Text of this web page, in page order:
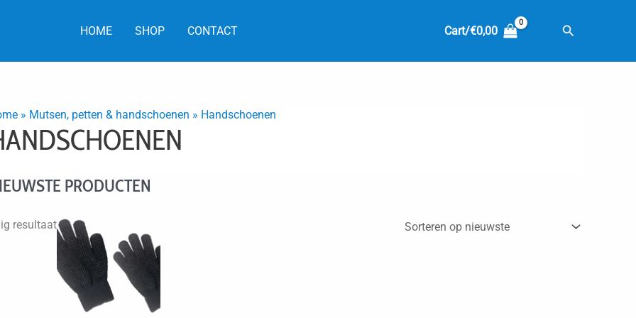
HOME SHOP CONTACT Cart/€0,00 Zoeken
» Mutsen, petten & handschoenen » Handschoenen
PRODUCTEN
resultaat